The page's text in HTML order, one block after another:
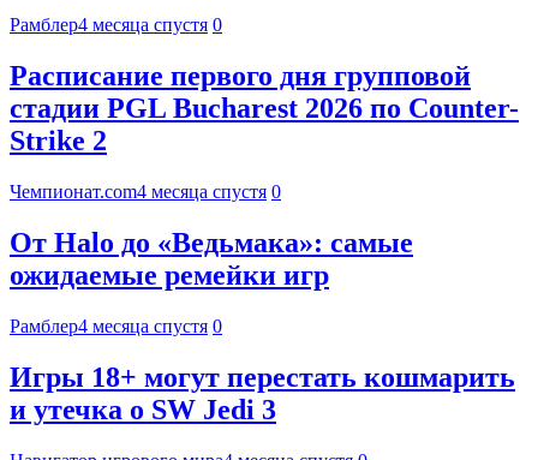
Рамблер4 месяца спустя 0
Расписание первого дня групповой
стадии PGL Bucharest 2026 по Counter-
Strike 2
Чемпионат.com4 месяца спустя 0
От Halo до «Ведьмака»: самые
ожидаемые ремейки игр
Рамблер4 месяца спустя 0
Игры 18+ могут перестать кошмарить
и утечка о SW Jedi 3